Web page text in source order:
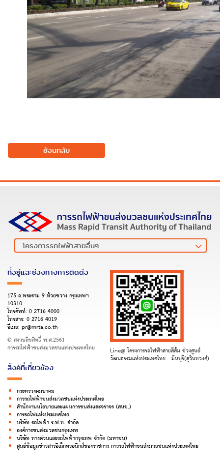
ย้อนกลับ
ที่อยู่และช่องทางการติดต่อ
175 ถ.พระราม 9 ห้วยขวาง กรุงเทพฯ
10310
โทรศัพท์: 0 2716 4000
โทรสาร: 0 2716 4019
อีเมล: pr@mrta.co.th
© สงวนลิขสิทธิ์ พ.ศ.2561
การรถไฟฟ้าขนส่งมวลชนแห่งประเทศไทย Line@ โครงการรถไฟฟ้าสายสีส้ม ช่วงศูนย์
วัฒนธรรมแห่งประเทศไทย - มีนบุรี(สุวินทวงศ์)
ลิ้งค์ที่เกี่ยวข้อง
กระทรวงคมนาคม
การรถไฟฟ้าขนส่งมวลชนแห่งประเทศไทย
สำนักงานนโยบายและแผนการขนส่งและจราจร (สนข.)
การรถไฟแห่งประเทศไทย
บริษัท รถไฟฟ้า ร.ฟ.ท. จำกัด
องค์การขนส่งมวลชนกรุงเทพ
บริษัท ทางด่วนและรถไฟฟ้ากรุงเทพ จำกัด (มหาชน)
ศูนย์ข้อมูลข่าวสารอิเล็กทรอนิกส์ของราชการ การรถไฟฟ้าขนส่งมวลชนแห่งประเทศไทย